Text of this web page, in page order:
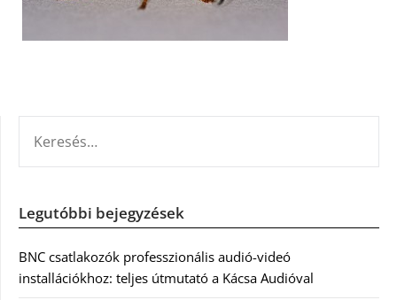
Legutóbbi bejegyzések
BNC csatlakozók professzionális audió-videó
installációkhoz: teljes útmutató a Kácsa Audióval